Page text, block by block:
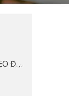
NEM LỤI THỊT HEO ĐB CP 400G